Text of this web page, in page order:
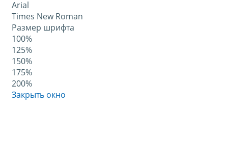
Arial
Times New Roman
Размер шрифта
100%
125%
150%
175%
200%
Закрыть окно